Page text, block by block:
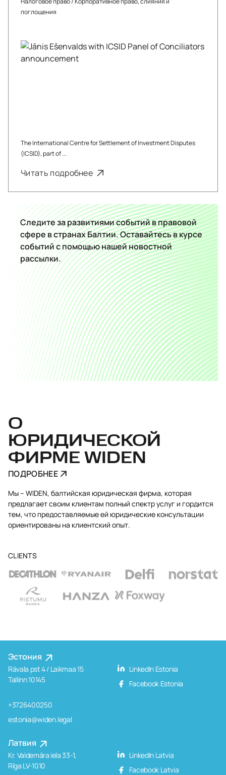
поглощения
The International Centre for Settlement of Investment Disputes
(ICSID), part of ...
Читать подробнее
Следите за развитиями событий в правовой
сфере в странах Балтии. Оставайтесь в курсе
событий с помощью нашей новостной
рассылки.
О
ЮРИДИЧЕСКОЙ
ФИРМЕ WIDEN
ПОДРОБНЕЕ
Мы – WIDEN, балтийская юридическая фирма, которая
предлагает своим клиентам полный спектр услуг и гордится
тем, что предоставляемые ей юридические консультации
ориентированы на клиентский опыт.
CLIENTS
Эстония
Rävala pst 4 / Laikmaa 15
Tallinn 10145
+3726400250
estonia@widen.legal
LinkedIn Estonia
Facebook Estonia
Латвия
Kr. Valdemāra iela 33-1,
Rīga LV-1010
LinkedIn Latvia
Facebook Latvia